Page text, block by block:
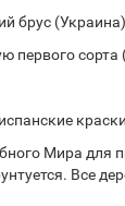
брус (Украина)
первого сорта
Мира для
Все